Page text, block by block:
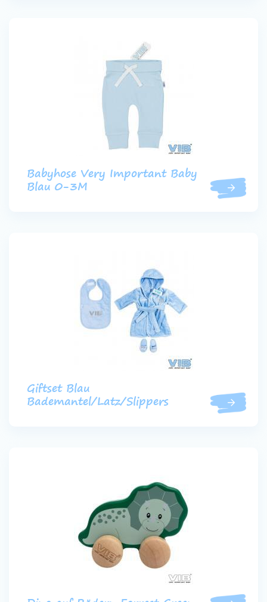
Babyhose Very Important Baby
Blau 0-3M
Giftset Blau
Bademantel/Latz/Slippers